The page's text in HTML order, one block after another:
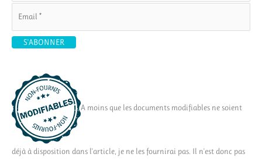
A moins que les documents modifiables ne soient
déjà à disposition dans l'article, je ne les fournirai pas. Il n'est donc pas